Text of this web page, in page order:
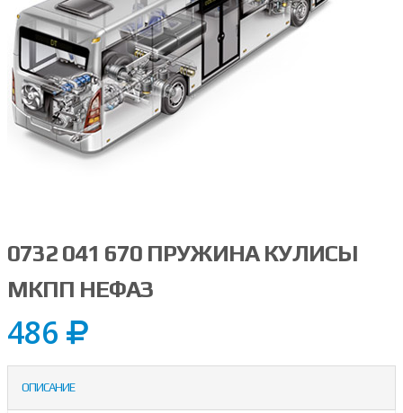
0732 041 670 ПРУЖИНА КУЛИСЫ
МКПП НЕФАЗ
486
ОПИСАНИЕ